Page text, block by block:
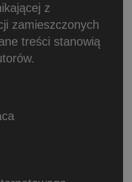
z
zamieszczonych
treści stanowią